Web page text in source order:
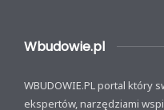
Wbudowie.pl
WBUDOWIE.PL portal który
ekspertów, narzędziami